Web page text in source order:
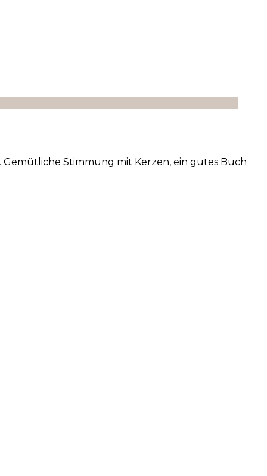
Stimmung mit Kerzen, ein gutes Buch